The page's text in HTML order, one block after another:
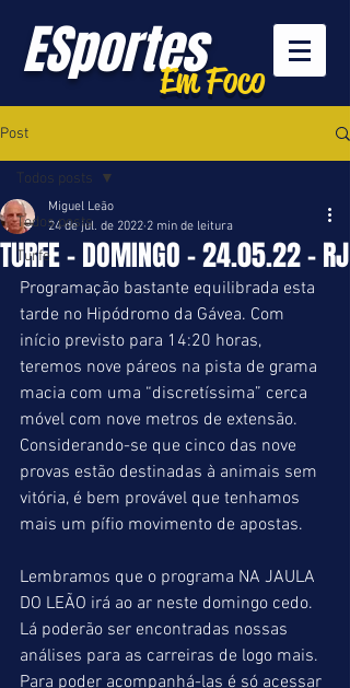
ESportesEm Foco
Post
Todos posts
Turfe
Todos posts
TURFE - DOMINGO - 24.05.22 - RJ
Miguel Leão
24 de jul. de 2022 2 min de leitura
Programação bastante equilibrada esta
tarde no Hipódromo da Gávea. Com
início previsto para 14:20 horas,
teremos nove páreos na pista de grama
macia com uma “discretíssima” cerca
móvel com nove metros de extensão.
Considerando-se que cinco das nove
provas estão destinadas à animais sem
vitória, é bem provável que tenhamos
mais um pífio movimento de apostas.
Lembramos que o programa NA JAULA
DO LEÃO irá ao ar neste domingo cedo.
Lá poderão ser encontradas nossas
análises para as carreiras de logo mais.
Para poder acompanhá-las é só acessar